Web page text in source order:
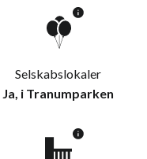
Selskabslokaler
Ja, i Tranumparken